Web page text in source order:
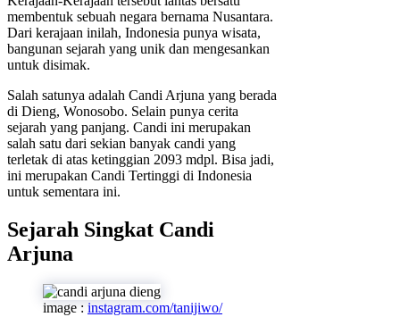
membentuk sebuah negara bernama Nusantara.
Dari kerajaan inilah, Indonesia punya wisata,
bangunan sejarah yang unik dan mengesankan
untuk disimak.
Salah satunya adalah Candi Arjuna yang berada
di Dieng, Wonosobo. Selain punya cerita
sejarah yang panjang. Candi ini merupakan
salah satu dari sekian banyak candi yang
terletak di atas ketinggian 2093 mdpl. Bisa jadi,
ini merupakan Candi Tertinggi di Indonesia
untuk sementara ini.
Sejarah Singkat Candi
Arjuna
image : instagram.com/tanijiwo/